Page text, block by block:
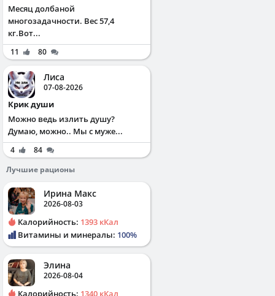
Месяц долбаной
многозадачности. Вес 57,4
кг.Вот...
11 80
Лиса
07-08-2026
Крик души
Можно ведь излить душу?
Думаю, можно.. Мы с муже...
4
84
Лучшие рационы
Ирина Макс
2026-08-03
Калорийность: 1393 кКал
Витамины и минералы: 100%
Элина
2026-08-04
Калорийность: 1340 кКал